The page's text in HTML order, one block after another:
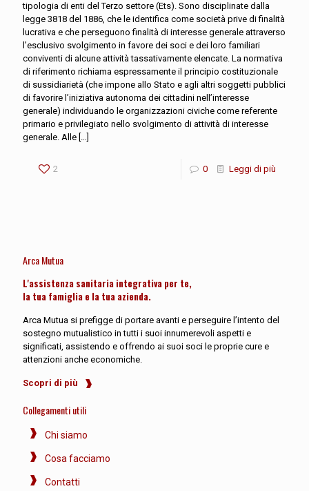
tipologia di enti del Terzo settore (Ets). Sono disciplinate dalla
legge 3818 del 1886, che le identifica come società prive di finalità
lucrativa e che perseguono finalità di interesse generale attraverso
l’esclusivo svolgimento in favore dei soci e dei loro familiari
conviventi di alcune attività tassativamente elencate. La normativa
di riferimento richiama espressamente il principio costituzionale
di sussidiarietà (che impone allo Stato e agli altri soggetti pubblici
di favorire l’iniziativa autonoma dei cittadini nell’interesse
generale) individuando le organizzazioni civiche come referente
primario e privilegiato nello svolgimento di attività di interesse
generale. Alle […]
2 0 Leggi di più
Arca Mutua
L'assistenza sanitaria integrativa per te,
la tua famiglia e la tua azienda.
Arca Mutua si prefigge di portare avanti e perseguire l’intento del
sostegno mutualistico in tutti i suoi innumerevoli aspetti e
significati, assistendo e offrendo ai suoi soci le proprie cure e
attenzioni anche economiche.
Scopri di più
Collegamenti utili
Chi siamo
Cosa facciamo
Contatti